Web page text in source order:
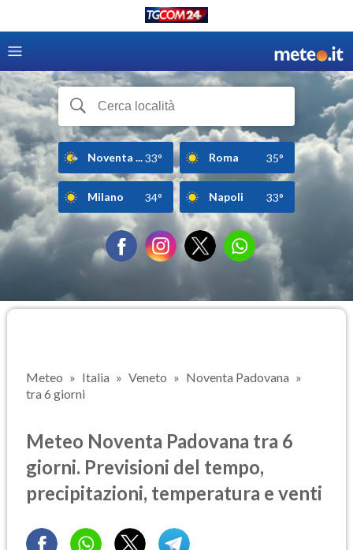
Noventa ...33° Roma 35°
Milano 34° Napoli 33°
Meteo Italia Veneto
Noventa Padovana
tra 6 giorni
Meteo Noventa Padovana tra 6
giorni. Previsioni del tempo,
precipitazioni, temperatura e venti